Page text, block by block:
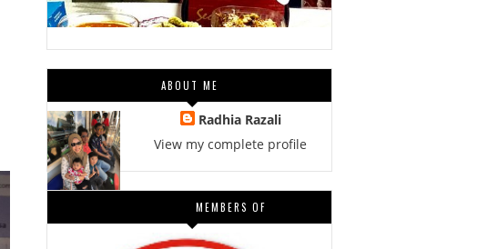
ABOUT ME
Radhia Razali
View my complete profile
MEMBERS OF